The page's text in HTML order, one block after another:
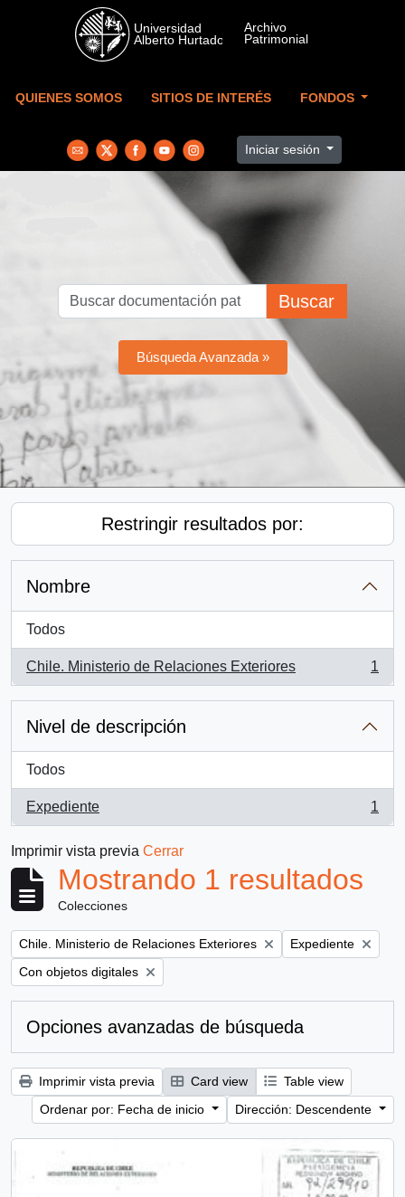
Skip to main content
QUIENES SOMOS SITIOS DE INTERÉS FONDOS
Iniciar sesión
Buscar
Búsqueda Avanzada »
Restringir resultados por:
Nombre
Todos
Chile. Ministerio de Relaciones Exteriores
, 1 resultados
1
Nivel de descripción
Todos
Expediente
, 1 resultados
1
Imprimir vista previa Cerrar
Mostrando 1 resultados
Colecciones
Remove filter:
Chile. Ministerio de Relaciones Exteriores Remove filter:
Expediente
Remove filter:
Con objetos digitales
Opciones avanzadas de búsqueda
Imprimir vista previa Card view
Table view
Ordenar por: Fecha de inicio
Dirección: Descendente